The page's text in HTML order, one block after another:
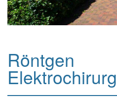
Röntgen